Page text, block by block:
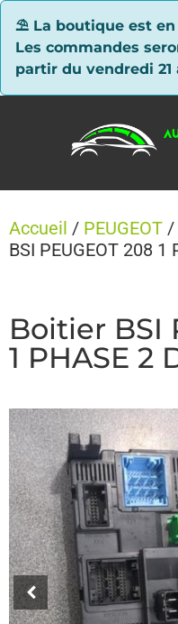
⛱ La boutique est en
Les commandes
partir du vendredi 21
Accueil / PEUGEOT /
BSI PEUGEOT 208 1
Boitier BSI
1 PHASE 2
Panneau de